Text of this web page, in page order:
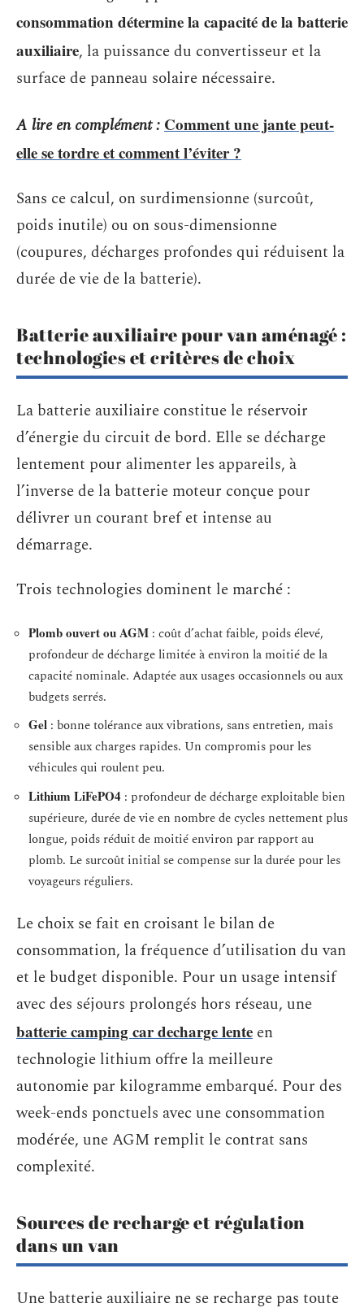
consommation détermine la capacité de la batterie
auxiliaire, la puissance du convertisseur et la
surface de panneau solaire nécessaire.
A lire en complément : Comment une jante peut-
elle se tordre et comment l’éviter ?
Sans ce calcul, on surdimensionne (surcoût,
poids inutile) ou on sous-dimensionne
(coupures, décharges profondes qui réduisent la
durée de vie de la batterie).
Batterie auxiliaire pour van aménagé :
technologies et critères de choix
La batterie auxiliaire constitue le réservoir
d’énergie du circuit de bord. Elle se décharge
lentement pour alimenter les appareils, à
l’inverse de la batterie moteur conçue pour
délivrer un courant bref et intense au
démarrage.
Trois technologies dominent le marché :
Plomb ouvert ou AGM : coût d’achat faible, poids élevé,
profondeur de décharge limitée à environ la moitié de la
capacité nominale. Adaptée aux usages occasionnels ou aux
budgets serrés.
Gel : bonne tolérance aux vibrations, sans entretien, mais
sensible aux charges rapides. Un compromis pour les
véhicules qui roulent peu.
Lithium LiFePO4 : profondeur de décharge exploitable bien
supérieure, durée de vie en nombre de cycles nettement plus
longue, poids réduit de moitié environ par rapport au
plomb. Le surcoût initial se compense sur la durée pour les
voyageurs réguliers.
Le choix se fait en croisant le bilan de
consommation, la fréquence d’utilisation du van
et le budget disponible. Pour un usage intensif
avec des séjours prolongés hors réseau, une
batterie camping car decharge lente en
technologie lithium offre la meilleure
autonomie par kilogramme embarqué. Pour des
week-ends ponctuels avec une consommation
modérée, une AGM remplit le contrat sans
complexité.
Sources de recharge et régulation
dans un van
Une batterie auxiliaire ne se recharge pas toute